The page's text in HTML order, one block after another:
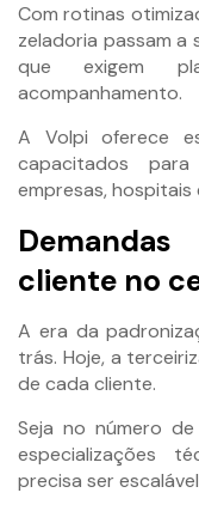
Com rotinas
zeladoria passam a
que exigem
acompanhamento.
A Volpi oferece
capacitados
empresas, hospitais
cliente no
A era da
trás. Hoje, a
de cada cliente.
Seja no número
especializações
precisa ser